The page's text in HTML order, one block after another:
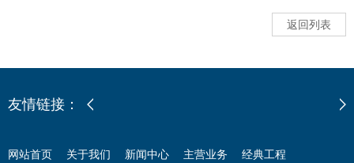
返回列表
友情链接：
网站首页 关于我们 新闻中心 主营业务 经典工程